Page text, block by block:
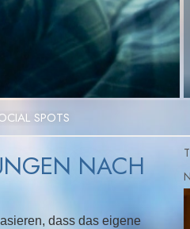
SPOTS
NACH
dass das eigene